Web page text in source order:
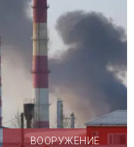
ВООРУЖЕНИЕ